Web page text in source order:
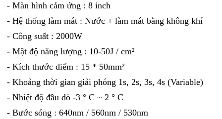
- Màn hình cảm ứng : 8 inch
- Hệ thống làm mát : Nước + làm mát bằng không khí
- Công suất : 2000W
- Mật độ năng lượng : 10-50J / cm²
- Kích thước điểm : 15 * 50mm²
- Khoảng thời gian giải phóng 1s, 2s, 3s, 4s (Variable)
- Nhiệt độ đầu dò -3 ° C ~ 2 ° C
- Bước sóng : 640nm / 560nm / 530nm